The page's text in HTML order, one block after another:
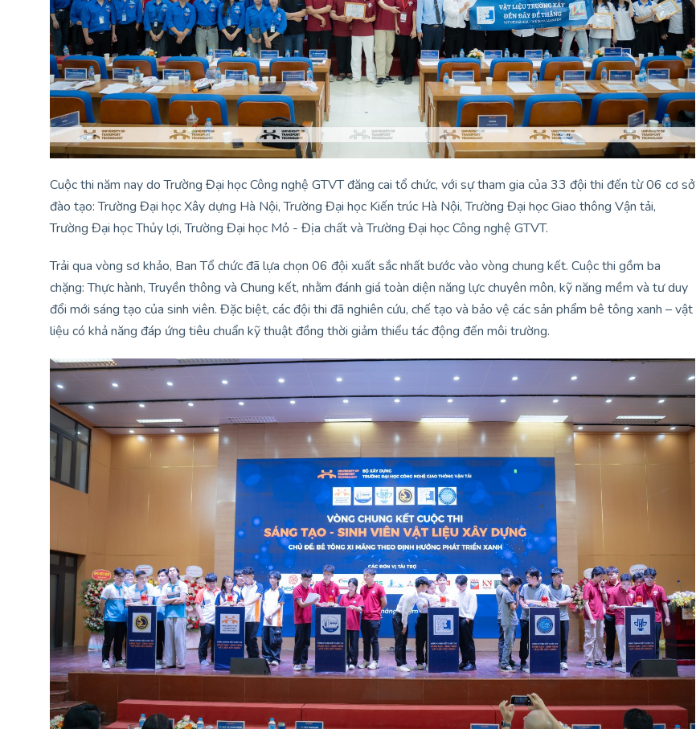
Cuộc thi năm nay do Trường Đại học Công nghệ GTVT đăng cai tổ chức, với sự tham gia của 33 đội thi đến từ 06 cơ sở
đào tạo: Trường Đại học Xây dựng Hà Nội, Trường Đại học Kiến trúc Hà Nội, Trường Đại học Giao thông Vận tải,
Trường Đại học Thủy lợi, Trường Đại học Mỏ - Địa chất và Trường Đại học Công nghệ GTVT.
Trải qua vòng sơ khảo, Ban Tổ chức đã lựa chọn 06 đội xuất sắc nhất bước vào vòng chung kết. Cuộc thi gồm ba
chặng: Thực hành, Truyền thông và Chung kết, nhằm đánh giá toàn diện năng lực chuyên môn, kỹ năng mềm và tư duy
đổi mới sáng tạo của sinh viên. Đặc biệt, các đội thi đã nghiên cứu, chế tạo và bảo vệ các sản phẩm bê tông xanh – vật
liệu có khả năng đáp ứng tiêu chuẩn kỹ thuật đồng thời giảm thiểu tác động đến môi trường.